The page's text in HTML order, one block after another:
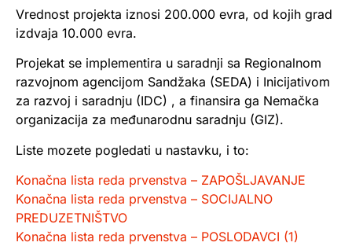
Vrednost projekta iznosi 200.000 evra, od kojih grad
izdvaja 10.000 evra.
Projekat se implementira u saradnji sa Regionalnom
razvojnom agencijom Sandžaka (SEDA) i Inicijativom
za razvoj i saradnju (IDC) , a finansira ga Nemačka
organizacija za međunarodnu saradnju (GIZ).
Liste mozete pogledati u nastavku, i to:
Konačna lista reda prvenstva – ZAPOŠLJAVANJE
Konačna lista reda prvenstva – SOCIJALNO
PREDUZETNIŠTVO
Konačna lista reda prvenstva – POSLODAVCI (1)